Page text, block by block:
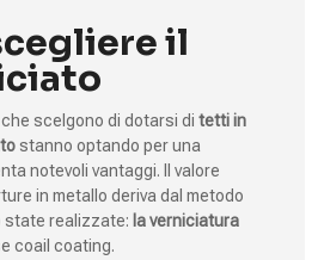
il
scelgono di dotarsi di tetti in
stanno optando per una
notevoli vantaggi. Il valore
in metallo deriva dal metodo
state realizzate: la verniciatura
coail coating.